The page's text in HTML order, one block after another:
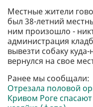
Местные жители
был 38-летний
ним произошло -
администрация
вывезти собаку
вернулся на свое
Ранее мы сообщали:
Отрезала половой
Кривом Роге